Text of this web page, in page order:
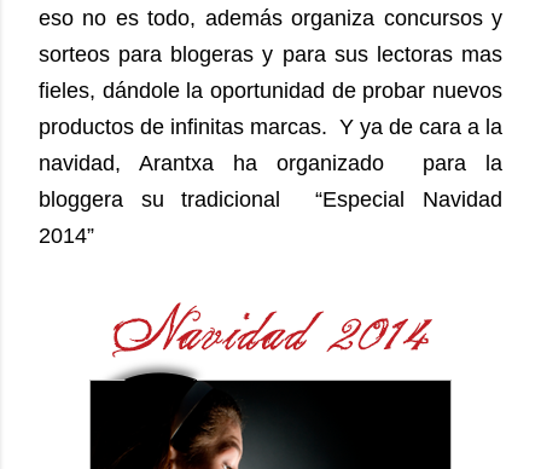
eso no es todo, además organiza concursos y
sorteos para blogeras y para sus lectoras mas
fieles, dándole la oportunidad de probar nuevos
productos de infinitas marcas. Y ya de cara a la
navidad, Arantxa ha organizado para la
bloggera su tradicional “Especial Navidad
2014”